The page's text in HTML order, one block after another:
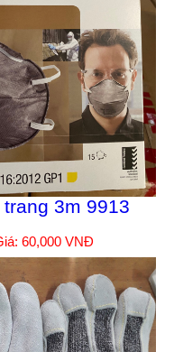
trang 3m 9913
60,000 VNĐ